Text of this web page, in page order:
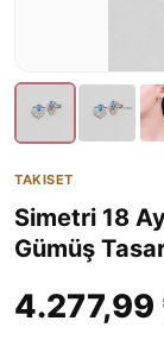
TAKISET
Simetri 18
Gümüş
4.277,99